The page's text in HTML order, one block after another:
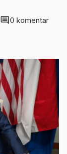
comment0 komentar